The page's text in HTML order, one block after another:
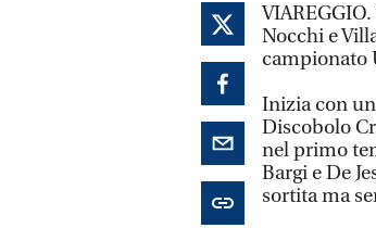
Nocchi e
campionato
Inizia con
Discobolo
nel primo
Bargi e De
sortita ma